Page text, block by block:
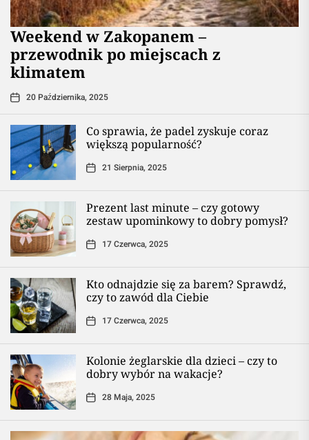
Weekend w Zakopanem –
przewodnik po miejscach z
klimatem
20 Października, 2025
Co sprawia, że padel zyskuje coraz
większą popularność?
21 Sierpnia, 2025
Prezent last minute – czy gotowy
zestaw upominkowy to dobry pomysł?
17 Czerwca, 2025
Kto odnajdzie się za barem? Sprawdź,
czy to zawód dla Ciebie
17 Czerwca, 2025
Kolonie żeglarskie dla dzieci – czy to
dobry wybór na wakacje?
28 Maja, 2025